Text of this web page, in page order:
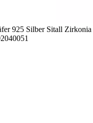
925 Silber Sitall Zirkonia